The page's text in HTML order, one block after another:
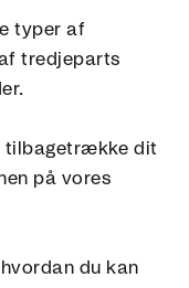
typer af
tredjeparts
tilbagetrække dit
på vores
du kan